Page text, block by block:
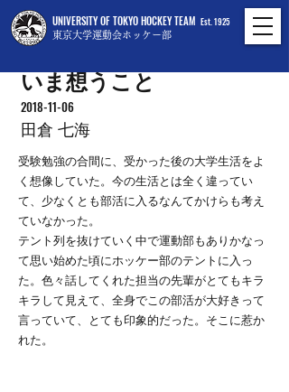
UNIVERSITY OF TOKYO HOCKEY TEAM
東京大学運動会ホッケー部
Est. 1925
いま想うこと
2018-11-06
田倉 七海
受験勉強の合間に、受かった後の大学生活をよ
く想像していた。今の生活とは全く違ってい
て、少なくとも部活に入るなんてかけらも考え
ていなかった。
テント列を抜けていく中で運動部もありかなっ
て思い始めた頃にホッケー部のテントに入っ
た。色々話してくれた担当の先輩がとてもキラ
キラして見えて、全身でこの部活が大好きって
言っていて、とても印象的だった。そこに惹か
れた。